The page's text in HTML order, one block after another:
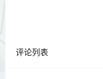
评论列表